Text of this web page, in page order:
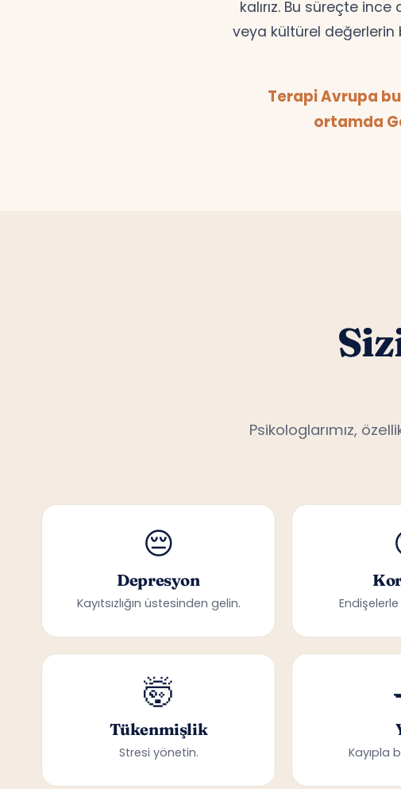
veya kültürel değerlerin
ortamda
Psikologlarımız,
😔
Depresyon
Kayıtsızlığın üstesinden gelin.
🤯
Tükenmişlik
Stresi yönetin. Kayıpla